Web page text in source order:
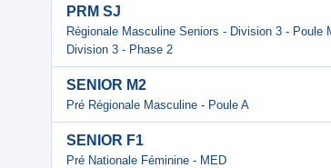
PRM SJ
Régionale Masculine Seniors - Division 3 -
Division 3 - Phase 2
SENIOR M2
Pré Régionale Masculine - Poule A
SENIOR F1
Pré Nationale Féminine - MED